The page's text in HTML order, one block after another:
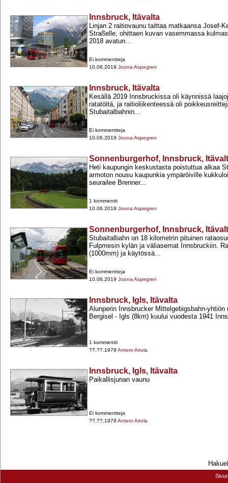
Innsbruck, Itävalta
Linjan 2 raitiovaunu taittaa matkaansa Josef-​
Straßelle, ohittaen kuvan vasemmassa
2018 avatun...
Ei kommentteja
10.06.2019 Joona Aspegren
Innsbruck, Itävalta
Kesällä 2019 Innsbruckissa oli käynnissä
ratatöitä, ja raitioliikenteessä oli
Stubaitalbahnin...
Ei kommentteja
10.06.2019 Joona Aspegren
Sonnenburgerhof, Innsbruck,
Heti kaupungin keskustasta poistuttua alkaa
armoton nousu kaupunkia ympäröiville
seurailee Brenner...
1 kommentti
10.06.2019 Joona Aspegren
Sonnenburgerhof, Innsbruck,
Stubaitalbahn on 18 kilometrin pituinen
Fulpmesin kylän ja väliasemat Innsbruckiin.
(1000mm) ja käytössä...
Ei kommentteja
10.06.2019 Joona Aspegren
Innsbruck, Igls, Itävalta
Alunperin Innsbrucker Mittelgebigsbahn-​yhtiön
Bergisel -​ Igls (8km) kuului vuodesta 1941
1 kommentti
??.??.1978 Antero Airola
Innsbruck, Igls, Itävalta
Paikallisjunan vaunu
Ei kommentteja
??.??.1978 Antero Airola